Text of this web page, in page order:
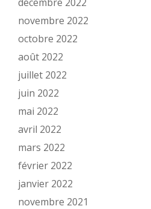
novembre 2022
octobre 2022
août 2022
juillet 2022
juin 2022
mai 2022
avril 2022
mars 2022
février 2022
janvier 2022
novembre 2021